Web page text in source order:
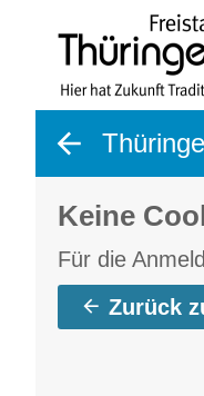
Keine
Für die
Zurück